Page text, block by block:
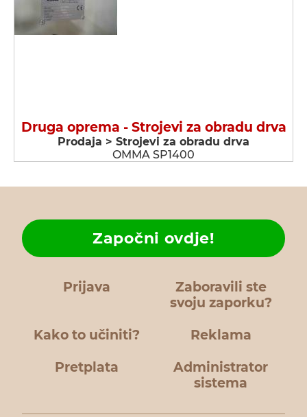
Druga oprema - Strojevi za obradu drva
Prodaja > Strojevi za obradu drva
OMMA SP1400
Prijava
Zaboravili ste
svoju zaporku?
Kako to učiniti?
Započni ovdje!
Reklama
Pretplata
Administrator
sistema